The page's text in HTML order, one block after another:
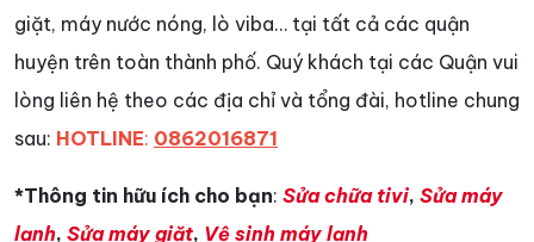
giặt, máy nước nóng, lò viba… tại tất cả các quận
huyện trên toàn thành phố. Quý khách tại các Quận vui
lòng liên hệ theo các địa chỉ và tổng đài, hotline chung
sau: HOTLINE: 0862016871
*Thông tin hữu ích cho bạn: Sửa chữa tivi, Sửa máy
lạnh, Sửa máy giặt, Vệ sinh máy lạnh